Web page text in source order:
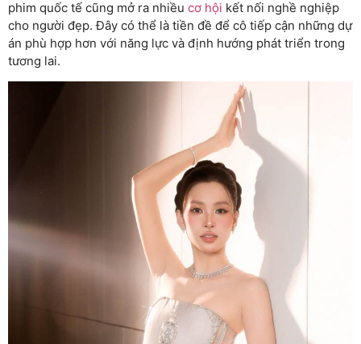
phim quốc tế cũng mở ra nhiều cơ hội kết nối nghề nghiệp
cho người đẹp. Đây có thể là tiền đề để cô tiếp cận những dự
án phù hợp hơn với năng lực và định hướng phát triển trong
tương lai.